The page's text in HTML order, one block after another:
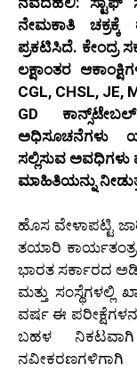
ನೇಮಕಾತಿ ಚಕ್ರಕ್ಕೆ
ಪ್ರಕಟಿಸಿದೆ. ಕೇಂದ್ರ
ಲಕ್ಷಾಂತರ
CGL, CHSL, JE,
GD
ಅಧಿಸೂಚನೆಗಳು
ಸಲ್ಲಿಸುವ ಅವಧಿಗಳು
ಮಾಹಿತಿಯನ್ನು
ಹೊಸ ವೇಳಾಪಟ್ಟಿ
ತಯಾರಿ
ಭಾರತ ಸರ್ಕಾರದ
ಮತ್ತು ಸಂಸ್ಥೆಗಳಲ್ಲಿ
ವರ್ಷ ಈ
ಬಹಳ ನಿಕಟವಾಗಿ
ನವೀಕರಣಗಳಿಗಾಗಿ